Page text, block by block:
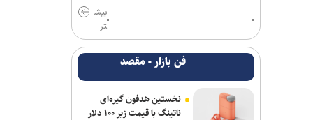
نعمت‌پور بعد از قبول مسئولیت سپاهان در
لیگ برتر فرنگی: اولویت‌مان در سال اول
مس رفسنجان منتظر رأی CAS/ آغاز
تمرینات نارنجی پوشان از هفته آینده
بیش
تر
فن بازار - مقصد
نخستین هدفون گیره‌ای
ناتینگ با قیمت زیر ۱۰۰ دلار